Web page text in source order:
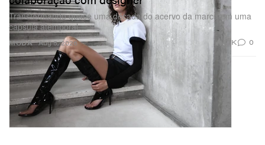
MODA
Transformando quase uma década do acervo da marca em uma
cápsula atemporal.
Aug 5, 2026 1.7K 0